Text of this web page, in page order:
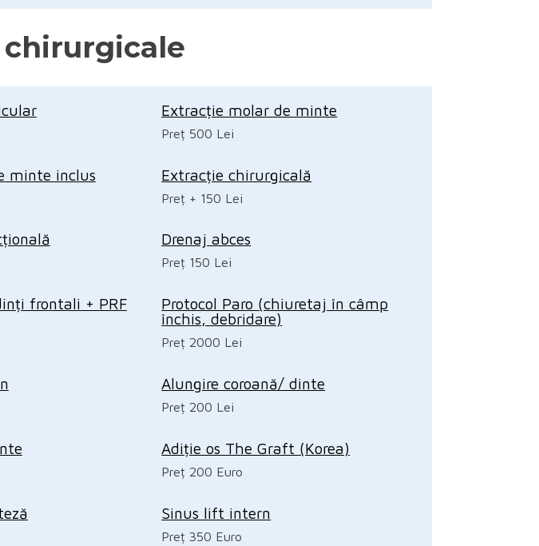
Extracție molar de minte
Preț 500 Lei
minte inclus Extracție chirurgicală
Preț + 150 Lei
Drenaj abces
Preț 150 Lei
frontali + PRF
Protocol Paro (chiuretaj în câmp
închis, debridare)
Preț 2000 Lei
Alungire coroană/ dinte
Preț 200 Lei
Adiție os The Graft (Korea)
Preț 200 Euro
Sinus lift intern
Preț 350 Euro